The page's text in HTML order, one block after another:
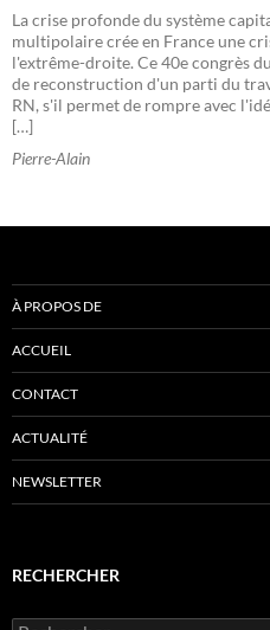
La crise profonde du système
multipolaire crée en France une
l'extrême-droite. Ce 40e congrès
de reconstruction d'un parti du
RN, s'il permet de rompre avec
[…]
Pierre-Alain
À PROPOS DE
ACCUEIL
CONTACT
ACTUALITÉ
NEWSLETTER
RECHERCHER